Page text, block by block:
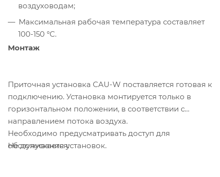
воздуховодам;
Максимальная рабочая температура составляет
100-150 °C.
Монтаж
Приточная установка CAU-W поставляется готовая к
подключению. Установка монтируется только в
горизонтальном положении, в соответствии с
направлением потока воздуха.
Необходимо предусматривать доступ для
обслуживания установок.
Не допускается: